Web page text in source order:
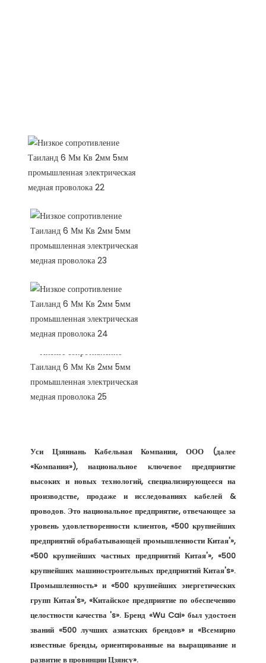
Уси Цзяннань Кабельная Компания, ООО (далее
«Компания»), национальное ключевое предприятие
высоких и новых технологий, специализирующееся на
производстве, продаже и исследованиях кабелей &
проводов. Это национальное предприятие, отвечающее за
уровень удовлетворенности клиентов, «500 крупнейших
предприятий обрабатывающей промышленности Китая'»,
«500 крупнейших частных предприятий Китая'», «500
крупнейших машиностроительных предприятий Китая's».
Промышленность» и «500 крупнейших энергетических
групп Китая's», «Китайское предприятие по обеспечению
целостности качества 's». Бренд «Wu Cai» был удостоен
званий «500 лучших азиатских брендов» и «Всемирно
известные бренды, ориентированные на выращивание и
развитие в провинции Цзянсу».